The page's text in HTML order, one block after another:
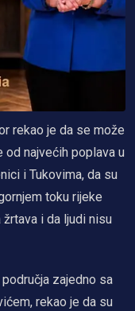
rekao je da se može
najvećih poplava u
i Tukovima, da su
toku rijeke
žrtava i da ljudi nisu
zajedno sa
rekao je da su